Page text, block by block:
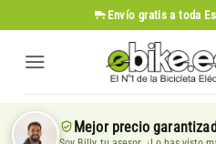
al
contenido
Envío gratis a toda
Mejor precio